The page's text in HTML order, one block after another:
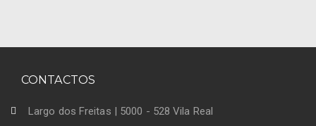
CONTACTOS
Largo dos Freitas | 5000 - 528 Vila Real